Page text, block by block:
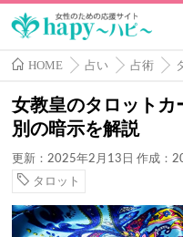
HOME 占い 占術
女教皇のタロットカ
別の暗示を解説
更新：2025年2月13日 作成：
タロット